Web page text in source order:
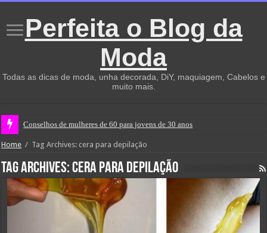
Perfeita o Blog da
Moda
Todas as dicas de moda, unha decorada, DiY, maquiagem, Cabelos e
muito mais.
Conselhos de mulheres de 60 para jovens de 30 anos
Home / Tag Archives: cera para depilação
Tag Archives:cera para depilação